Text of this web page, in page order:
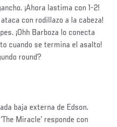
¡Ahora lastima con 1-2!
con rodillazo a la cabeza!
¡Ohh Barboza lo conecta
cuando se termina el asalto!
round?
baja externa de Edson.
Miracle’ responde con